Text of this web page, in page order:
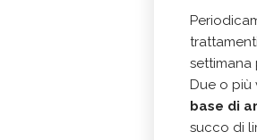
settimana
Due o più
base di
succo di